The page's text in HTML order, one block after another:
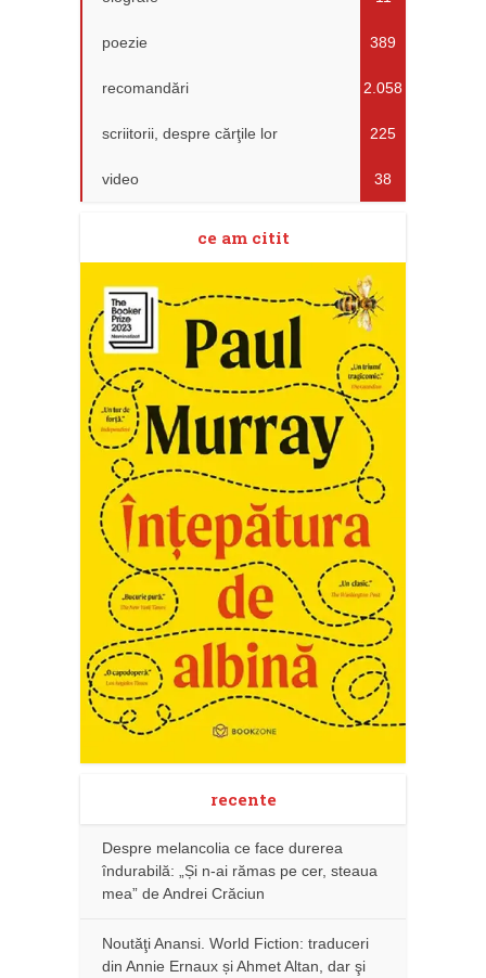
poezie 389
recomandări 2.058
scriitorii, despre cărţile lor 225
video 38
ce am citit
recente
Despre melancolia ce face durerea
îndurabilă: „Și n-ai rămas pe cer, steaua
mea” de Andrei Crăciun
Noutăţi Anansi. World Fiction: traduceri
din Annie Ernaux și Ahmet Altan, dar şi